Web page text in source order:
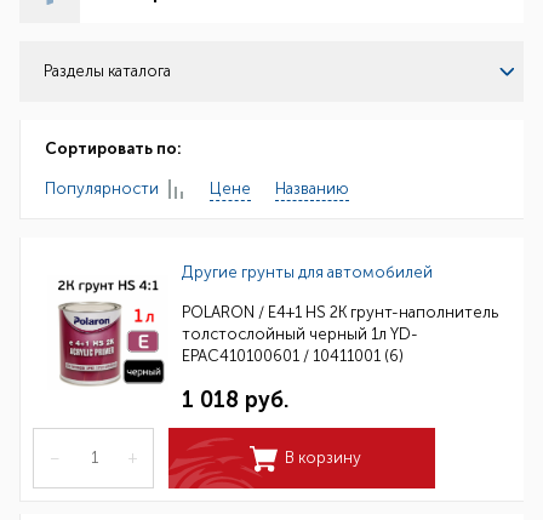
Разделы каталога
Сортировать по:
Популярности Цене Названию
Другие грунты для автомобилей
POLARON / E4+1 HS 2K грунт-наполнитель
толстослойный черный 1л YD-
EPAC410100601 / 10411001 (6)
1 018 руб.
– + В корзину